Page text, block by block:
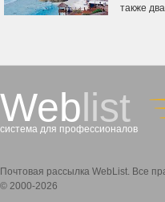
также
Weblist
система для профессионалов
Почтовая рассылка WebList. Все
© 2000-2026